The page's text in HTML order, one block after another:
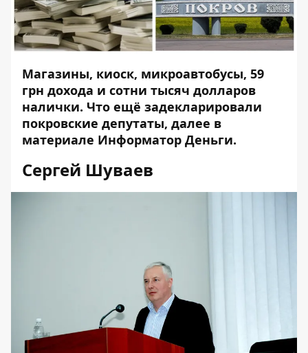
Магазины, киоск, микроавтобусы, 59
грн дохода и сотни тысяч долларов
налички. Что ещё задекларировали
покровские депутаты, далее в
материале Информатор Деньги.
Сергей Шуваев